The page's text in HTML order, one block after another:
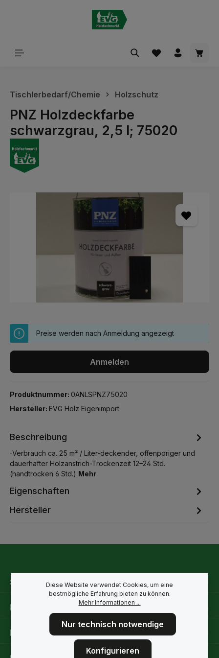
Tischlerbedarf/Chemie Holzschutz
PNZ Holzdeckfarbe
schwarzgrau, 2,5 l; 75020
Bildergalerie überspringen
Preise werden nach Anmeldung angezeigt
Anmelden
Produktnummer: 0ANLSPNZ75020
Hersteller: EVG Holz Eigenimport
Beschreibung
-Verbrauch ca. 25 m² / Liter-deckender, offenporiger und
dauerhafter Holzanstrich-Trockenzeit 12–24 Std.
(handtrocken 6 Std.) Mehr
Eigenschaften
Hersteller
Service-Hotline
Rechtliche Hinweise
Informationen
Diese Website verwendet Cookies, um eine
bestmögliche Erfahrung bieten zu können.
Mehr Informationen ...
Nur technisch notwendige
Konfigurieren